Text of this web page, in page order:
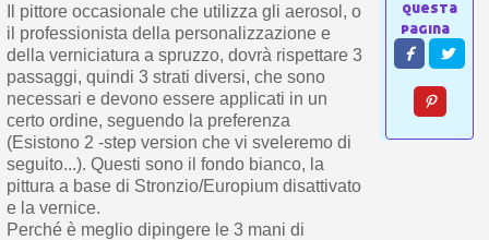
Il pittore occasionale che utilizza gli aerosol, o
il professionista della personalizzazione e
della verniciatura a spruzzo, dovrà rispettare 3
passaggi, quindi 3 strati diversi, che sono
necessari e devono essere applicati in un
certo ordine, seguendo la preferenza
(Esistono 2 -step version che vi sveleremo di
seguito...). Questi sono il fondo bianco, la
pittura a base di Stronzio/Europium disattivato
e la vernice.
Perché è meglio dipingere le 3 mani di